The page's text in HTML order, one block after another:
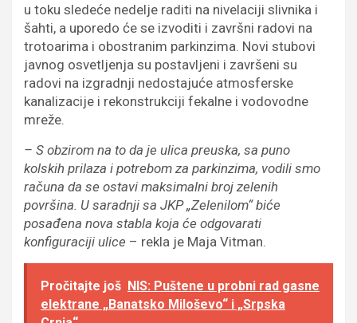
u toku sledeće nedelje raditi na nivelaciji slivnika i
šahti, a uporedo će se izvoditi i završni radovi na
trotoarima i obostranim parkinzima. Novi stubovi
javnog osvetljenja su postavljeni i završeni su
radovi na izgradnji nedostajuće atmosferske
kanalizacije i rekonstrukciji fekalne i vodovodne
mreže.
– S obzirom na to da je ulica preuska, sa puno
kolskih prilaza i potrebom za parkinzima, vodili smo
računa da se ostavi maksimalni broj zelenih
površina. U saradnji sa JKP „Zelenilom“ biće
posađena nova stabla koja će odgovarati
konfiguraciji ulice – rekla je Maja Vitman.
Pročitajte još NIS: Puštene u probni rad gasne
elektrane „Banatsko Miloševo“ i „Srpska